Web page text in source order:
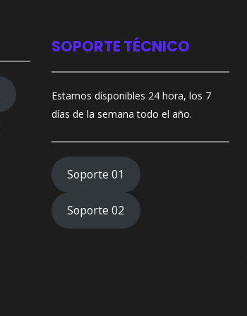
SOPORTE TÉCNICO
Estamos dísponibles 24 hora, los 7
días de la semana todo el año.
Soporte 01
Soporte 02